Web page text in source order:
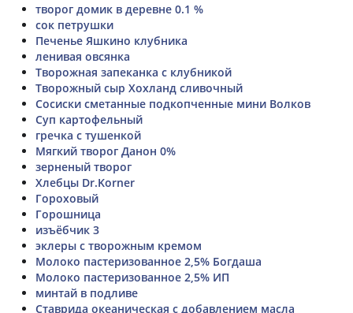
творог домик в деревне 0.1 %
сок петрушки
Печенье Яшкино клубника
ленивая овсянка
Творожная запеканка с клубникой
Творожный сыр Хохланд сливочный
Сосиски сметанные подкопченные мини Волков
Суп картофельный
гречка с тушенкой
Мягкий творог Данон 0%
зерненый творог
Хлебцы Dr.Korner
Гороховый
Горошница
изъёбчик 3
эклеры с творожным кремом
Молоко пастеризованное 2,5% Богдаша
Молоко пастеризованное 2,5% ИП
минтай в подливе
Ставрида океаническая с добавлением масла